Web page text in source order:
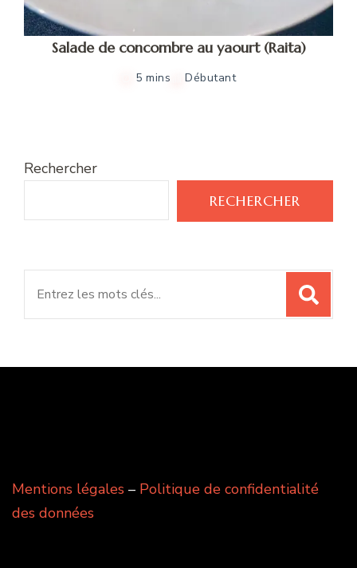
Salade de concombre au yaourt (Raita)
5 mins Débutant
Rechercher
RECHERCHER
Mentions légales – Politique de confidentialité
des données